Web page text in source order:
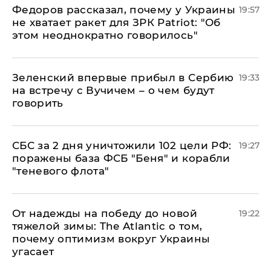
Федоров рассказал, почему у Украины
не хватает ракет для ЗРК Patriot: "Об
этом неоднократно говорилось"
19:57
Зеленский впервые прибыл в Сербию
на встречу с Вучичем – о чем будут
говорить
19:33
СБС за 2 дня уничтожили 102 цели РФ:
поражены база ФСБ "Беня" и корабли
"теневого флота"
19:27
От надежды на победу до новой
тяжелой зимы: The Atlantic о том,
почему оптимизм вокруг Украины
угасает
19:22